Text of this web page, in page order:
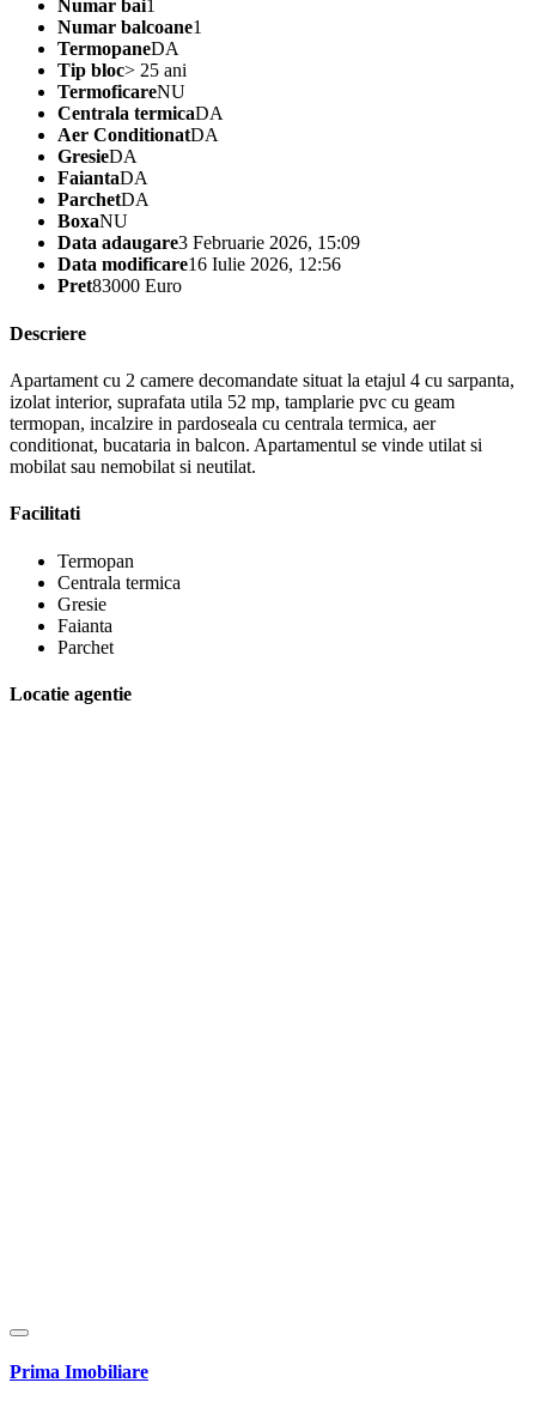
Numar bai1
Numar balcoane1
TermopaneDA
Tip bloc> 25 ani
TermoficareNU
Centrala termicaDA
Aer ConditionatDA
GresieDA
FaiantaDA
ParchetDA
BoxaNU
Data adaugare3 Februarie 2026, 15:09
Data modificare16 Iulie 2026, 12:56
Pret83000 Euro
Descriere
Apartament cu 2 camere decomandate situat la etajul 4 cu sarpanta,
izolat interior, suprafata utila 52 mp, tamplarie pvc cu geam
termopan, incalzire in pardoseala cu centrala termica, aer
conditionat, bucataria in balcon. Apartamentul se vinde utilat si
mobilat sau nemobilat si neutilat.
Facilitati
Termopan
Centrala termica
Gresie
Faianta
Parchet
Locatie agentie
Prima Imobiliare